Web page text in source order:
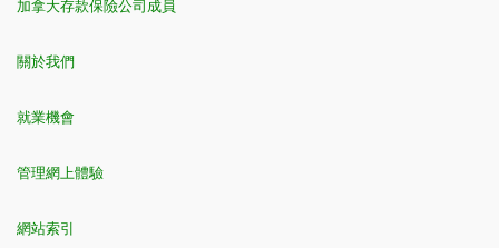
加拿大存款保險公司成員
關於我們
就業機會
管理網上體驗
網站索引